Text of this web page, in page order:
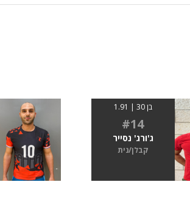
בן 30 | 1.91
#14
ג'ורג' נסייר
קבלן/נית